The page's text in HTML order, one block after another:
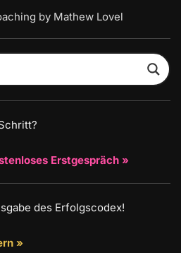
by Mathew Lovel
Erstgespräch »
des Erfolgscodex!
»